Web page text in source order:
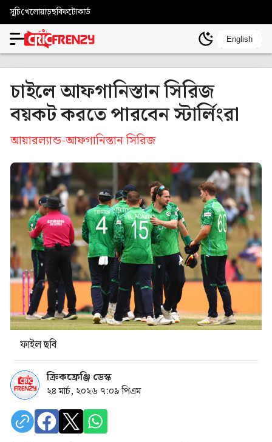
সূচিখেলোয়াড়ছবিফটোকার্ড
English
চাইলে আফগানিস্তান সিরিজ
বয়কট করতে পারবেন স্টার্লিংরা
আয়ারল্যান্ড-আফগানিস্তান সিরিজ
ফাইল ছবি
ক্রিকফ্রেঞ্জি ডেস্ক
২৪ মার্চ, ২০২৬ ৭:০৯ পিএম